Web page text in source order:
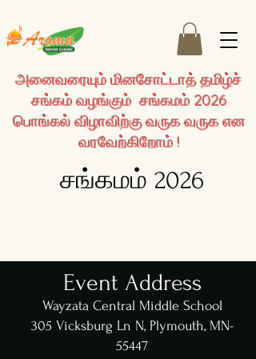
அனைவரையும் மினசோட்டாத் தமிழ்ச்
சங்கம் வழங்கும் சங்கமம் 2026
பொங்கல் விழாவிற்கு வருக வருக என
வரவேற்கிறோம் !
சங்கமம் 2026
Event Address
Wayzata Central Middle School
305 Vicksburg Ln N, Plymouth, MN-
55447